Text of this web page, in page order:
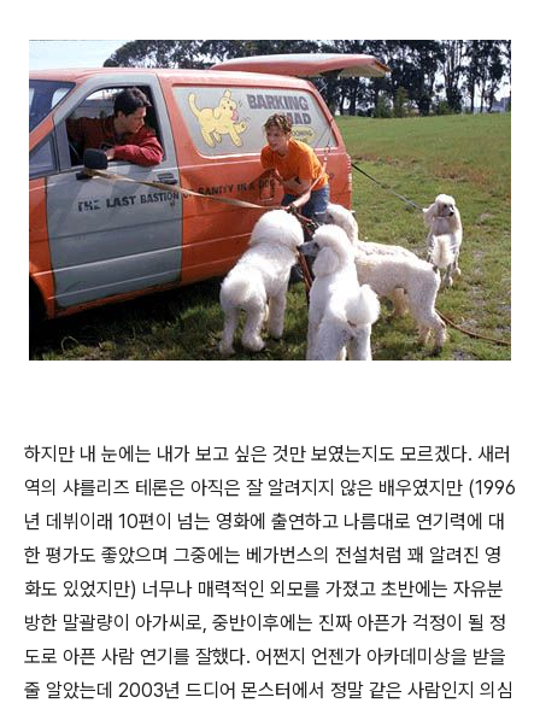
하지만 내 눈에는 내가 보고 싶은 것만 보였는지도 모르겠다. 새러
역의 샤를리즈 테론은 아직은 잘 알려지지 않은 배우였지만 (1996
년 데뷔이래 10편이 넘는 영화에 출연하고 나름대로 연기력에 대
한 평가도 좋았으며 그중에는 베가번스의 전설처럼 꽤 알려진 영
화도 있었지만) 너무나 매력적인 외모를 가졌고 초반에는 자유분
방한 말괄량이 아가씨로, 중반이후에는 진짜 아픈가 걱정이 될 정
도로 아픈 사람 연기를 잘했다. 어쩐지 언젠가 아카데미상을 받을
줄 알았는데 2003년 드디어 몬스터에서 정말 같은 사람인지 의심